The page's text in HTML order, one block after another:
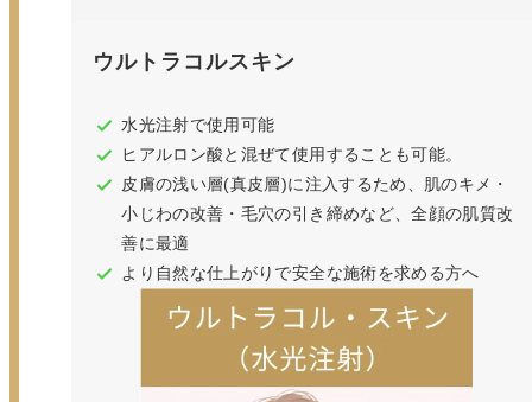
ウルトラコルスキン
水光注射で使用可能
ヒアルロン酸と混ぜて使用することも可能。
皮膚の浅い層(真皮層)に注入するため、肌のキメ・
小じわの改善・毛穴の引き締めなど、全顔の肌質改
善に最適
より自然な仕上がりで安全な施術を求める方へ